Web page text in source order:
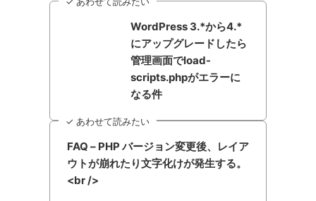
WordPress 3.*から4.*
にアップグレードしたら
管理画面でload-
scripts.phpがエラーに
なる件
✓ あわせて読みたい
FAQ – PHP バージョン変更後、レイア
ウトが崩れたり文字化けが発生する。
<br />